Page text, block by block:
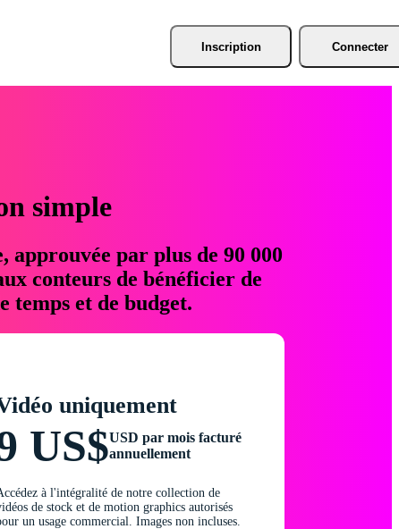
Inscription Connecter
simple
approuvée par plus de 90 000
conteurs de bénéficier de
temps et de budget.
uniquement
US$USD par mois facturé
annuellement
à l'intégralité de notre collection de
de stock et de motion graphics autorisés
un usage commercial. Images non incluses.